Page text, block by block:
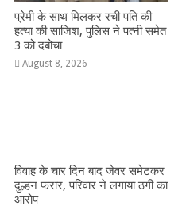
प्रेमी के साथ मिलकर रची पति की
हत्या की साजिश, पुलिस ने पत्नी समेत
3 को दबोचा
August 8, 2026
विवाह के चार दिन बाद जेवर समेटकर
दुल्हन फरार, परिवार ने लगाया ठगी का
आरोप